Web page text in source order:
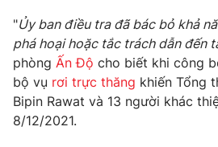
Chất lượng cuộc sống
Học trực tuyến
Công nghệ
Hitech Công nghệ tương lai
Sản phẩm
Thị trường
Giao lưu trực tuyến
Lịch phát sóng
"Ủy ban điều tra đã bác bỏ khả
phá hoại hoặc tắc trách dẫn đến
phòng Ấn Độ cho biết khi công
bộ vụ rơi trực thăng khiến Tổng
Bipin Rawat và 13 người khác
8/12/2021.